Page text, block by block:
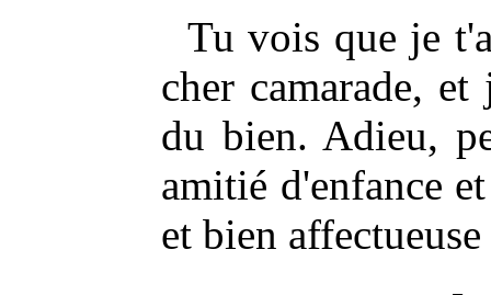
Tu vois que je
cher camarade,
du bien. Adieu,
amitié d'enfance
et bien